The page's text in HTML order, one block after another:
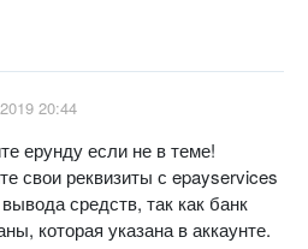
20:44
ерунду если не в теме!
свои реквизиты с epayservices
средств, так как банк
которая указана в аккаунте.